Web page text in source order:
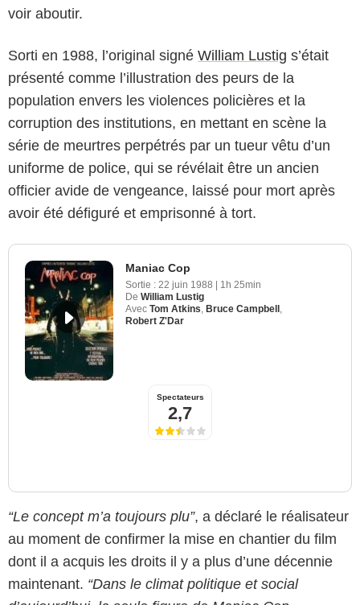
voir aboutir.
Sorti en 1988, l’original signé William Lustig s’était
présenté comme l’illustration des peurs de la
population envers les violences policières et la
corruption des institutions, en mettant en scène la
série de meurtres perpétrés par un tueur vêtu d’un
uniforme de police, qui se révélait être un ancien
officier avide de vengeance, laissé pour mort après
avoir été défiguré et emprisonné à tort.
Maniac Cop
Sortie : 22 juin 1988 | 1h 25min
De William Lustig
Avec Tom Atkins Bruce Campbell
Robert Z'Dar
Spectateurs
2,7
“Le concept m’a toujours plu”, a déclaré le réalisateur
au moment de confirmer la mise en chantier du film
dont il a acquis les droits il y a plus d’une décennie
maintenant. “Dans le climat politique et social